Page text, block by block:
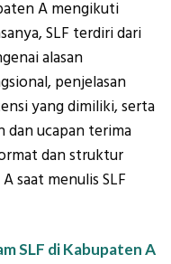
A mengikuti
SLF terdiri dari
alasan
penjelasan
yang dimiliki, serta
dan ucapan terima
dan struktur
saat menulis SLF
SLF di Kabupaten A